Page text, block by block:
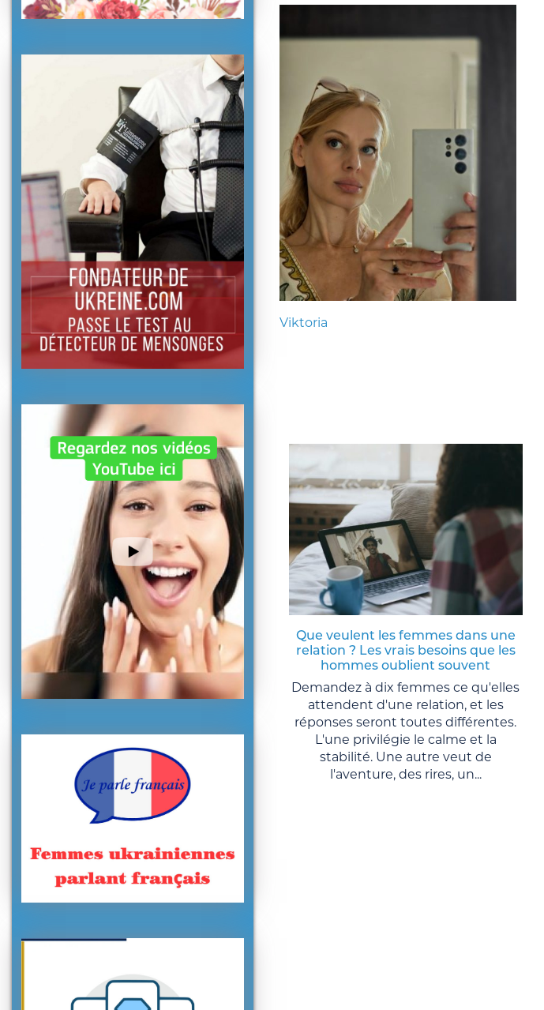
Viktoria
Que veulent les femmes dans une
relation ? Les vrais besoins que les
hommes oublient souvent
Demandez à dix femmes ce qu'elles
attendent d'une relation, et les
réponses seront toutes différentes.
L'une privilégie le calme et la
stabilité. Une autre veut de
l'aventure, des rires, un...